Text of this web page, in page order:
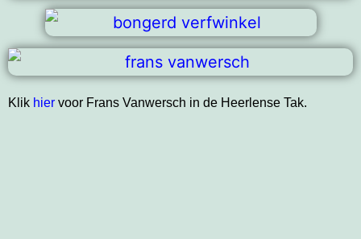
Klik hier voor Frans Vanwersch in de Heerlense Tak.